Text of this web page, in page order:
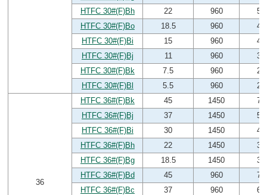
HTFC 30#(F)Bh
22 960
HTFC 30#(F)Bo
18.5 960
HTFC 30#(F)Bi
15 960
HTFC 30#(F)Bj
11 960
HTFC 30#(F)Bk
7.5 960
HTFC 30#(F)Bl
5.5 960
36
HTFC 36#(F)Bk 45 1450
HTFC 36#(F)Bj
37 1450
HTFC 36#(F)Bi
30 1450
HTFC 36#(F)Bh
22 1450
HTFC 36#(F)Bg
18.5 1450
HTFC 36#(F)Bd
45 960
HTFC 36#(F)Bc
37 960